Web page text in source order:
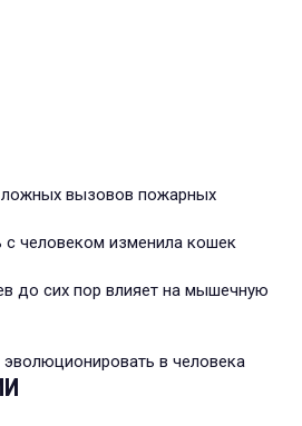
ложных вызовов пожарных
с человеком изменила кошек
до сих пор влияет на мышечную
в человека